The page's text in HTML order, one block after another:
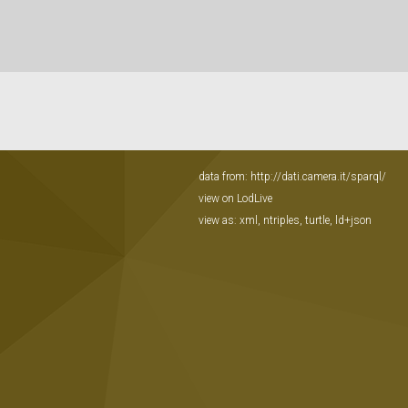
data from: http://dati.camera.it/sparql/
view on LodLive
view as: xml , ntriples, turtle, ld+json